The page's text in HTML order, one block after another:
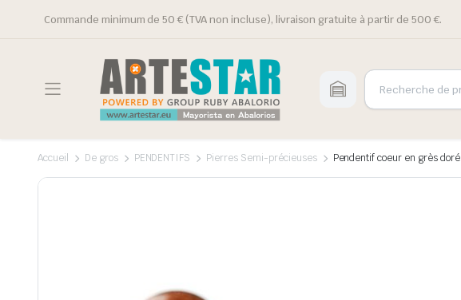
Commande minimum de 50 € (TVA non incluse), livraison gratuite à partir de 500 €.
Accueil De gros PENDENTIFS Pierres Semi-précieuses Pendentif coeur en grès doré